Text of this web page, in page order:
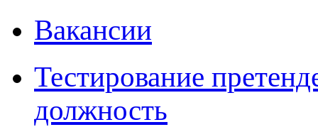
Вакансии
Тестирование
должность